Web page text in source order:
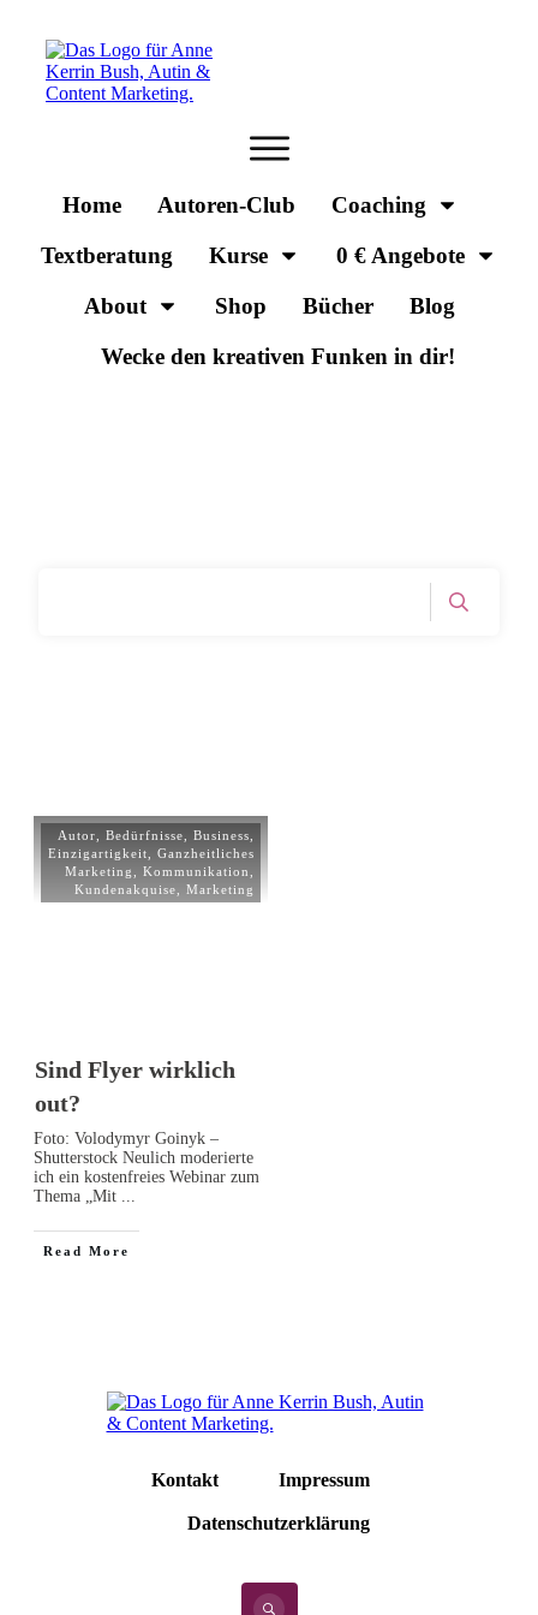
Home Autoren-Club
Coaching
Textberatung
Kurse
0 € Angebote
About
Shop Bücher
Blog
Wecke den kreativen Funken in dir!
Autor Bedürfnisse Business
Einzigartigkeit
Ganzheitliches
Marketing
Kommunikation
Kundenakquise
Marketing
Sind Flyer wirklich
out?
Foto: Volodymyr Goinyk –
Shutterstock Neulich moderierte
ich ein kostenfreies Webinar zum
Thema „Mit
Read More
Kontakt Impressum
Datenschutzerklärung